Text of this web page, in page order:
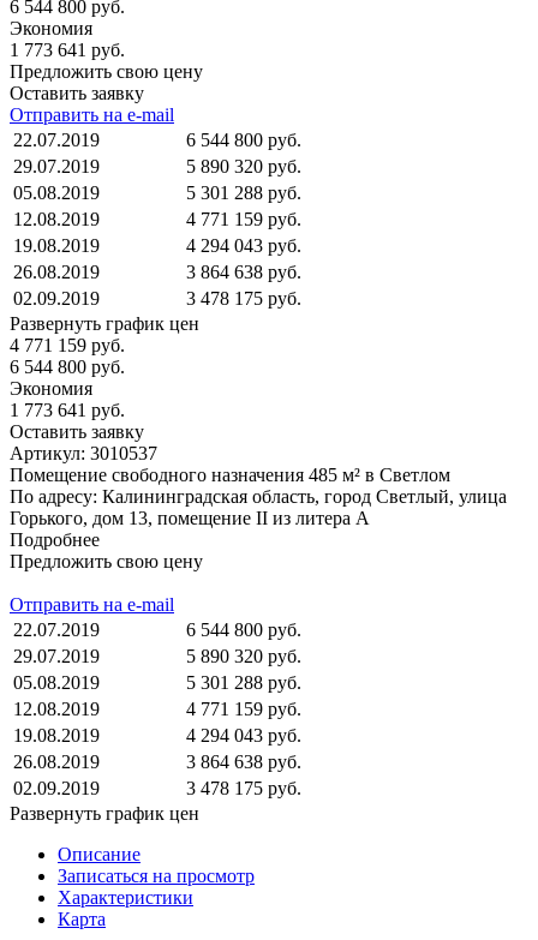
6 544 800 руб.
Экономия
1 773 641 руб.
Предложить свою цену
Оставить заявку
Отправить на e-mail
22.07.2019
6 544 800 руб.
29.07.2019
5 890 320 руб.
05.08.2019
5 301 288 руб.
12.08.2019
4 771 159 руб.
19.08.2019
4 294 043 руб.
26.08.2019
3 864 638 руб.
02.09.2019
3 478 175 руб.
Развернуть график цен
4 771 159 руб.
6 544 800 руб.
Экономия
1 773 641 руб.
Оставить заявку
Артикул: 3010537
Помещение свободного назначения 485 м² в Светлом
По адресу: Калининградская область, город Светлый, улица
Горького, дом 13, помещение II из литера А
Подробнее
Предложить свою цену
Отправить на e-mail
22.07.2019
6 544 800 руб.
29.07.2019
5 890 320 руб.
05.08.2019
5 301 288 руб.
12.08.2019
4 771 159 руб.
19.08.2019
4 294 043 руб.
26.08.2019
3 864 638 руб.
02.09.2019
3 478 175 руб.
Развернуть график цен
Описание
Записаться на просмотр
Характеристики
Карта